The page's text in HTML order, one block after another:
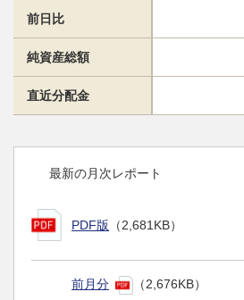
前日比
純資産総額
直近分配金
最新の月次レポート
PDF版 （2,681KB）
前月分 （2,676KB）